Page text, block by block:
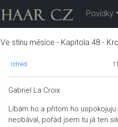
Povídky
Ve stínu měsíce - Kapitola 48 -
Istred
Gabriel La Croix
Líbám ho a přitom ho
neobával, pořád jsem tu já ten